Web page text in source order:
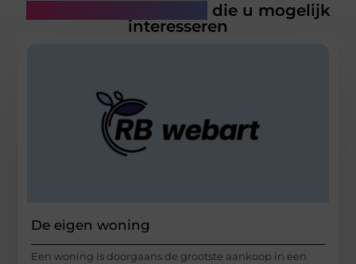
die u mogelijk
interesseren
De eigen woning
Een woning is doorgaans de grootste aankoop in een